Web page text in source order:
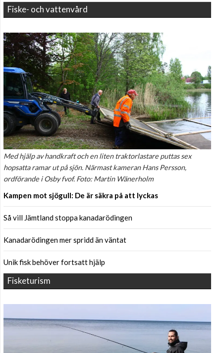
Fiske- och vattenvård
Med hjälp av handkraft och en liten traktorlastare puttas sex
hopsatta ramar ut på sjön. Närmast kameran Hans Persson,
ordförande i Osby fvof. Foto: Martin Wänerholm
Kampen mot sjögull: De är säkra på att lyckas
Så vill Jämtland stoppa kanadarödingen
Kanadarödingen mer spridd än väntat
Unik fisk behöver fortsatt hjälp
Fisketurism